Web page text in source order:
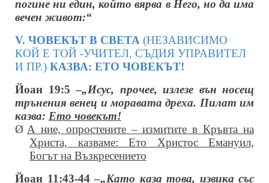
погине ни един, който вярва в Него, но да има
вечен живот:“
V. ЧОВЕКЪТ В СВЕТА (НЕЗАВИСИМО
КОЙ Е ТОЙ -УЧИТЕЛ, СЪДИЯ УПРАВИТЕЛ
И ПР.) КАЗВА: ЕТО ЧОВЕКЪТ!
Йоан 19:5 –„Исус, прочее, излезе вън носещ
трънения венец и моравата дреха. Пилат им
казва: Ето човекът!
Ø А ние, опростените – измитите в Кръвта на
Христа, казваме: Ето Христос Емануил,
Богът на Възкресението
Йоан 11:43-44 –„Като каза това, извика със